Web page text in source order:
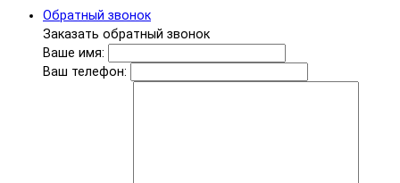
Обратный звонок
Заказать обратный звонок
Ваше имя:
Ваш телефон: